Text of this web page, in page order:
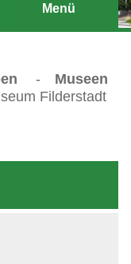
Menü
-
Museen
Filderstadt